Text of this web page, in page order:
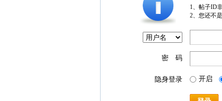
1、帖子ID
2、您还不
密 码
隐身登录 开启